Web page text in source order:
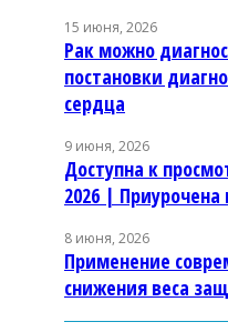
15 июня, 2026
Рак можно
постановки
сердца
9 июня, 2026
Доступна к
2026 |
8 июня, 2026
Применение
снижения веса